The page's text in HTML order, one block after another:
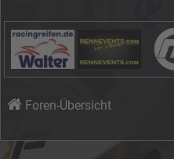
Foren-Übersicht